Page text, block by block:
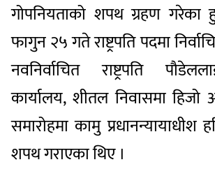
गोपनियताको शपथ ग्रहण गरेका
फागुन २५ गते राष्ट्रपति पदमा
नवनिर्वाचित राष्ट्रपति
कार्यालय, शीतल निवासमा
समारोहमा कामु प्रधानन्यायाधीश
शपथ गराएका थिए ।